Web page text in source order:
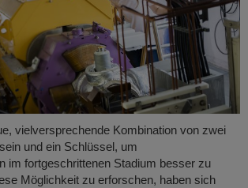
vielversprechende Kombination von zwei
und ein Schlüssel, um
im fortgeschrittenen Stadium besser zu
Möglichkeit zu erforschen, haben sich